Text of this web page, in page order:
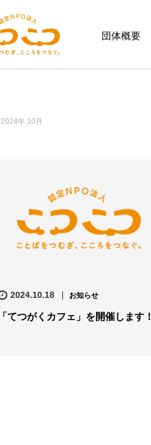
団体概要
2024年 10月
2024.10.18 お知らせ
「てつがくカフェ」を開催します！